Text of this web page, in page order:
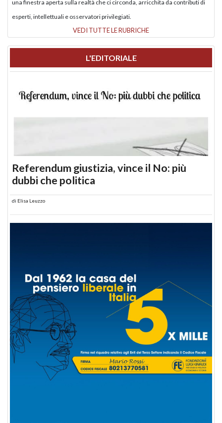
una finestra aperta sulla realtà che ci circonda, arricchita da contributi di
esperti, intellettuali e osservatori privilegiati.
VEDI TUTTE LE RUBRICHE
L'EDITORIALE
Referendum giustizia, vince il No: più
dubbi che politica
di Elisa Leuzzo